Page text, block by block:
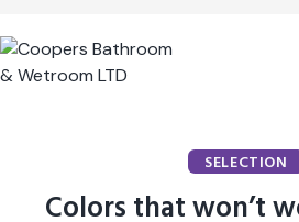
SELECTION
Colors that won’t